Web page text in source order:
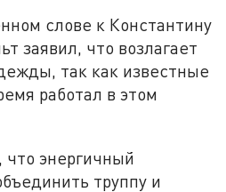
слове к Константину
заявил, что возлагает
так как известные
работал в этом
энергичный
труппу и